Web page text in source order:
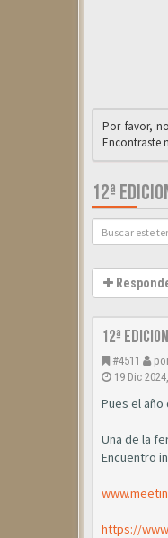
Por favor,
Encontraste
12ª
12ª
#4511
19 Dic
Pues el
Una de la
Encuentro
https://